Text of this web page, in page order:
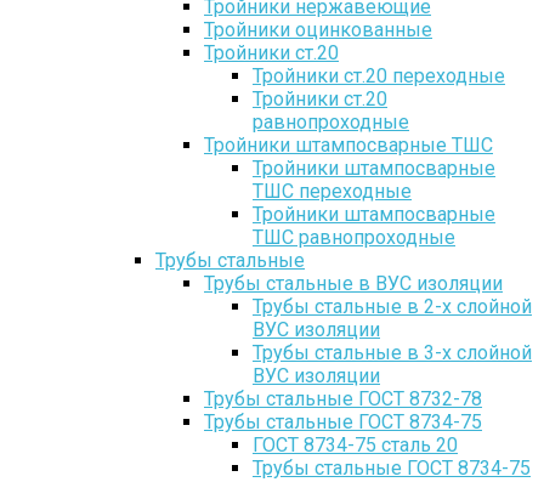
Тройники нержавеющие
Тройники оцинкованные
Тройники ст.20
Тройники ст.20 переходные
Тройники ст.20
равнопроходные
Тройники штампосварные ТШС
Тройники штампосварные
ТШС переходные
Тройники штампосварные
ТШС равнопроходные
Трубы стальные
Трубы стальные в ВУС изоляции
Трубы стальные в 2-х слойной
ВУС изоляции
Трубы стальные в 3-х слойной
ВУС изоляции
Трубы стальные ГОСТ 8732-78
Трубы стальные ГОСТ 8734-75
ГОСТ 8734-75 сталь 20
Трубы стальные ГОСТ 8734-75